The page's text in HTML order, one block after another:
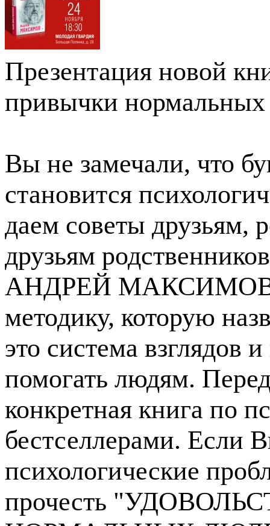
Презентация новой
привычки
Вы не замечали, что
становится
даем советы друзьям,
друзьям
АНДРЕЙ МАКСИМОВ
методику, которую
это система взглядов
помогать людям.
конкретная книга по
бестселлерами. Если
психологические
прочесть